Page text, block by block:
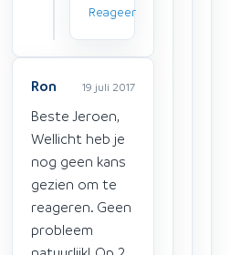
Reageer
Ron 19 juli 2017
Beste Jeroen,
Wellicht heb je
nog geen kans
gezien om te
reageren. Geen
probleem